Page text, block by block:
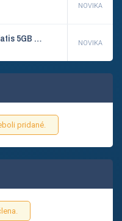
NOVIKA
alebo cez rapid - rapidespool si zaplatis 5GB 30 SK a tahas plnou rychlostou ... ale toto stahovat urcite nebudem potom nemozem spat sak ked poznate horor panenka chuchky tak u toho som bol posraty :D a ked som pozeral resident evil plakal som :D aked som hral doom skoro som uz odpadol ... horory su pixoviny ... najhorsie su lakacky ... brrr ked som v tom traileru videl ako ma ta zena v gatiach ... to zas nebudem 2 tyzdne spat v klude zas sa budem muset pozerat di dvery ci nekto nejde :D NOVIKA
pridané.